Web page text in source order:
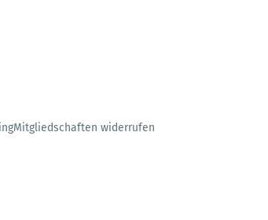
Mitgliedschaften widerrufen